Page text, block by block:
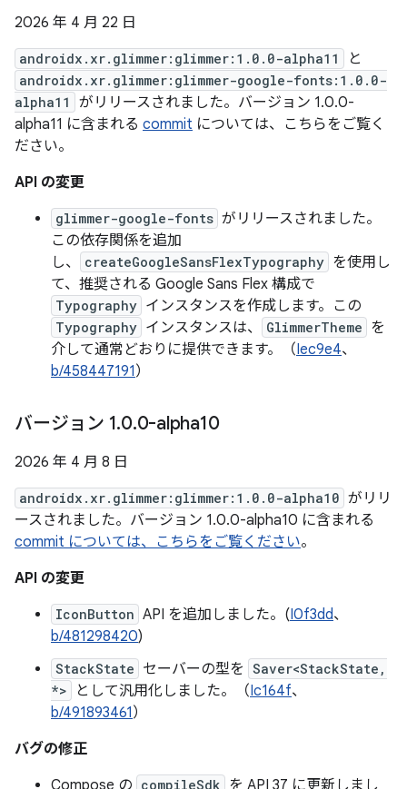
2026 年 4 月 22 日
androidx.xr.glimmer:glimmer:1.0.0-alpha11 と
androidx.xr.glimmer:glimmer-google-fonts:1.0.0-
alpha11
がリリースされました。バージョン 1.0.0-
alpha11 に含まれる commit については、こちらをご覧く
ださい。
API の変更
glimmer-google-fonts がリリースされました。
この依存関係を追加
し、
createGoogleSansFlexTypography を使用し
て、推奨される Google Sans Flex 構成で
Typography インスタンスを作成します。この
Typography インスタンスは、 GlimmerTheme を
介して通常どおりに提供できます。（Iec9e4、
b/458447191）
バージョン 1.0.0-alpha10
2026 年 4 月 8 日
androidx.xr.glimmer:glimmer:1.0.0-alpha10 がリリ
ースされました。バージョン 1.0.0-alpha10 に含まれる
commit については、こちらをご覧ください。
API の変更
IconButton API を追加しました。(I0f3dd、
b/481298420)
StackState セーバーの型を Saver<StackState,
*>
として汎用化しました。（Ic164f、
b/491893461）
バグの修正
Compose の compileSdk を API 37 に更新しまし